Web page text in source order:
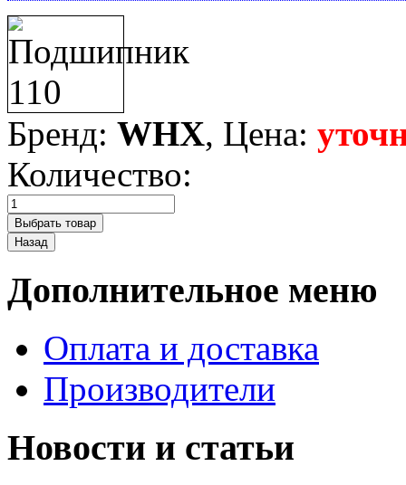
Бренд: WHX, Цена:
Количество:
Дополнительное меню
Оплата и доставка
Производители
Новости и статьи